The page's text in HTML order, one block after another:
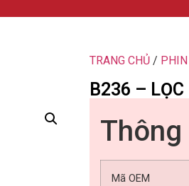
TRANG CHỦ/
B236 –
Mã OEM